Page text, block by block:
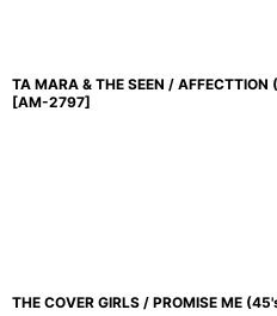
TA MARA & THE SEEN /
[AM-2797]
THE COVER GIRLS / PROMISE ME